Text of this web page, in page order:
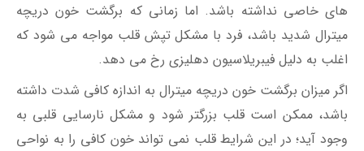
های خاصی نداشته باشد. اما زمانی که برگشت خون دریچه
میترال شدید باشد، فرد با مشکل تپش قلب مواجه می شود که
اغلب به دلیل فیبریلاسیون دهلیزی رخ می دهد.
اگر میزان برگشت خون دریچه میترال به اندازه کافی شدت داشته
باشد، ممکن است قلب بزرگتر شود و مشکل نارسایی قلبی به
وجود آید؛ در این شرایط قلب نمی تواند خون کافی را به نواحی